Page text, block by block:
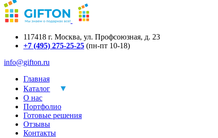
117418 г. Москва, ул. Профсоюзная, д. 23
+7 (495) 275-25-25 (пн-пт 10-18)
info@gifton.ru
Главная
Каталог
О нас
Портфолио
Готовые решения
Отзывы
Контакты